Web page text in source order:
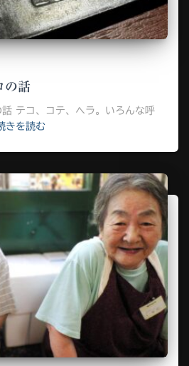
の話
テコ、コテ、ヘラ。いろんな呼
きを読む